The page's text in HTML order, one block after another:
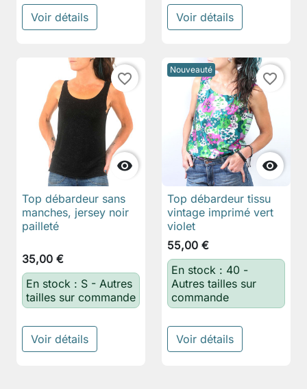
Voir détails Voir détails

favorite_border
Top débardeur sans
manches, jersey noir
pailleté
35,00 €
En stock : S - Autres
tailles sur commande
Voir détails
Nouveauté

favorite_border
Top débardeur tissu
vintage imprimé vert
violet
55,00 €
En stock : 40 -
Autres tailles sur
commande
Voir détails